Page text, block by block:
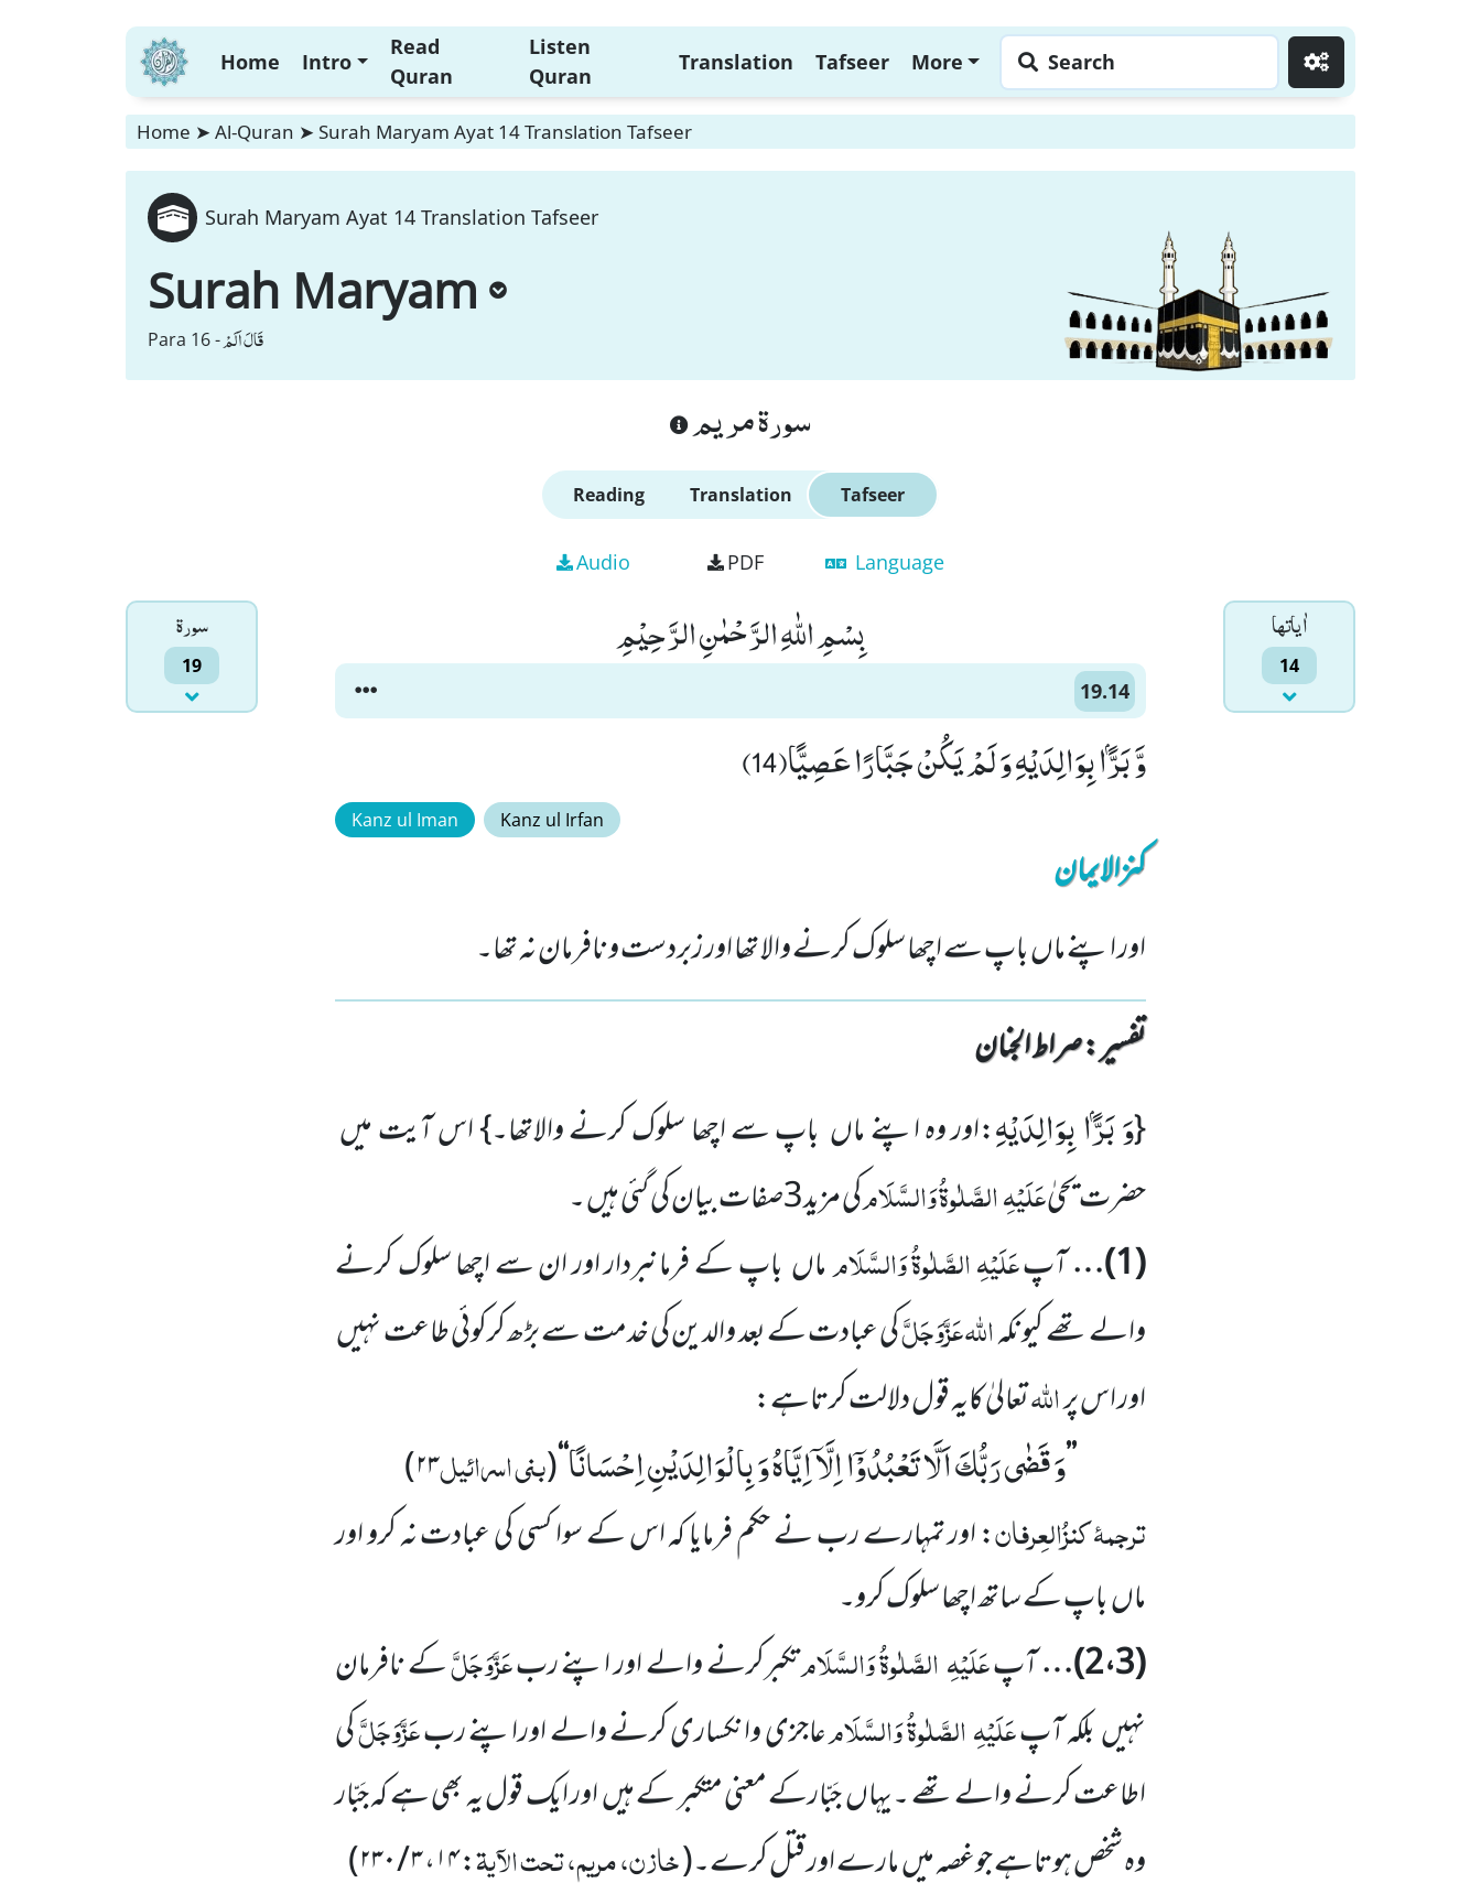
Home Intro
Read
Quran
Listen
Quran
Translation Tafseer More Search
Home ➤ Al-Quran ➤ Surah Maryam Ayat 14 Translation Tafseer
Surah Maryam Ayat 14 Translation Tafseer
Surah Maryam
Para 16 -قَالَ اَلَمْ
سورة مريم
Reading Translation Tafseer
Audio PDF Language
سورۃ
19
اٰياتها
14
بِسْمِ اللّٰهِ الرَّحْمٰنِ الرَّحِیْمِ
19.14
وَّ بَرًّۢا بِوَالِدَیْهِ وَ لَمْ یَكُنْ جَبَّارًا عَصِیًّا(14)
Kanz ul Iman Kanz ul Irfan
کنزالایمان
اور اپنے ماں باپ سے اچھا سلوک کرنے والا تھا اور زبردست و نافرمان نہ تھا۔
تفسیر : ‎صراط الجنان
{وَ بَرًّۢا بِوَالِدَیْهِ:اور وہ اپنے ماں باپ سے اچھا سلوک کرنے والاتھا۔} اس آیت میں
حضرت یحیٰعَلَیْہِالصَّلٰوۃُ وَالسَّلَامکی مزید3صفات بیان کی گئی ہیں ۔
(
1
)…آپعَلَیْہِالصَّلٰوۃُ وَالسَّلَامماں باپ کے فرمانبردار اور ان سے اچھا سلوک کرنے
والے تھے کیونکہاللہعَزَّوَجَلَّکی عبادت کے بعد والدین کی خدمت سے بڑھ کرکوئی طاعت نہیں
اور اس پراللہتعالیٰ کایہ قول دلالت کرتاہے:
’’وَ قَضٰى رَبُّكَ اَلَّا تَعْبُدُوْۤا اِلَّاۤ اِیَّاهُ وَ بِالْوَالِدَیْنِ اِحْسَانًا‘‘
(بنی اسرائیل۲۳)
ترجمۂکنزُالعِرفان: اور تمہارے رب نے حکم فرمایا کہ اس کے سوا کسی کی عبادت نہ کرو اور
ماںباپ کے ساتھ اچھا سلوک کرو۔
(
2،3
)…آپعَلَیْہِالصَّلٰوۃُ وَالسَّلَامتکبرکرنے والے اور اپنے ربعَزَّوَجَلَّکے نافرمان
نہیںبلکہ آپعَلَیْہِالصَّلٰوۃُ وَالسَّلَامعاجزی وانکساری کرنے والے اوراپنے ربعَزَّوَجَلَّکی
اطاعت کرنے والے تھے ۔یہاںجَبّارکے معنی متکبر کے ہیںاورایک قول یہ بھی ہے کہ جَبّار
وہ شخص ہوتاہے جوغصہ میںمارے اور قتل کرے۔(خازن، مریم، تحت الآیۃ:۱۴،۳ / ۲۳۰
)